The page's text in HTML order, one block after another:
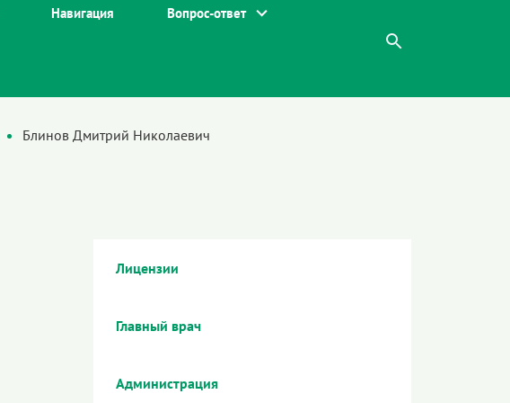
Навигация Вопрос-ответ
Блинов Дмитрий Николаевич
Лицензии
Главный врач
Администрация